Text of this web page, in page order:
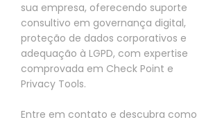
sua empresa, oferecendo suporte
consultivo em governança digital,
proteção de dados corporativos e
adequação à LGPD, com expertise
comprovada em Check Point e
Privacy Tools.
Entre em contato e descubra como